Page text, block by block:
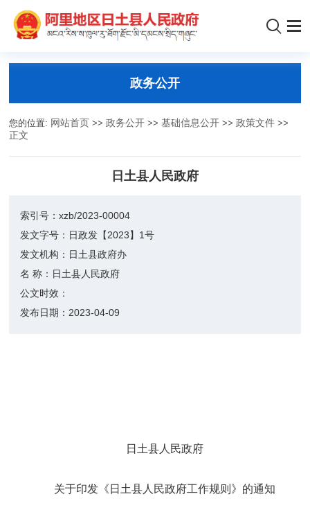
政务公开
您的位置: 网站首页 >>政务公开 >>基础信息公开 >>政策文件 >>
正文
日土县人民政府
索引号：xzb/2023-00004
发文字号： 日政发【2023】1号
发文机构： 日土县政府办
名 称： 日土县人民政府
公文时效：
发布日期： 2023-04-09
日土县人民政府
关于印发《日土县人民政府工作规则》 的通知